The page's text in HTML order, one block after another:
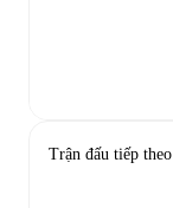
Trận đấu tiếp theo